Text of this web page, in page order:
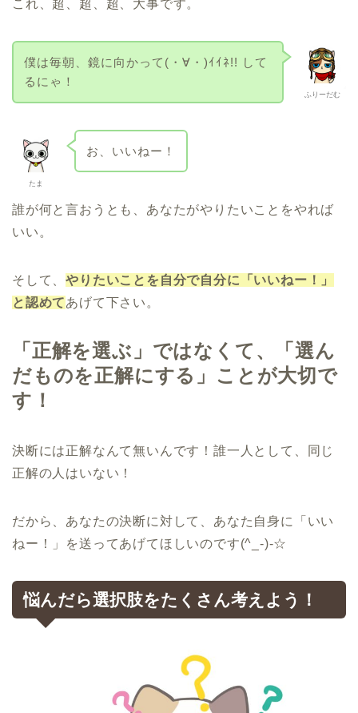
これ、超、超、超、大事です。
ふりーだむ
僕は毎朝、鏡に向かって(・∀・)ｲｲﾈ!! して
るにゃ！
たま
お、いいねー！
誰が何と言おうとも、あなたがやりたいことをやれば
いい。
そして、やりたいことを自分で自分に「いいねー！」
と認めてあげて下さい。
「正解を選ぶ」ではなくて、「選ん
だものを正解にする」ことが大切で
す！
決断には正解なんて無いんです！誰一人として、同じ
正解の人はいない！
だから、あなたの決断に対して、あなた自身に「いい
ねー！」を送ってあげてほしいのです(^_-)-☆
悩んだら選択肢をたくさん考えよう！